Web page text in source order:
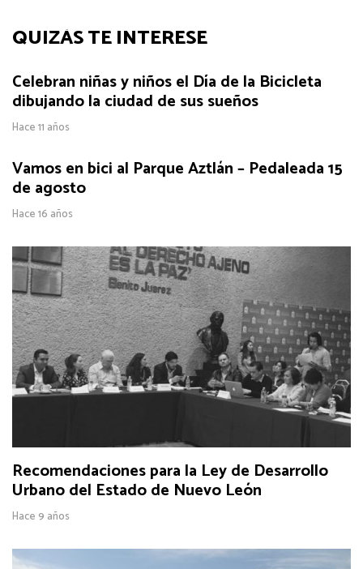
QUIZÁS TE INTERESE
Celebran niñas y niños el Día de la Bicicleta
dibujando la ciudad de sus sueños
Hace 11 años
Vamos en bici al Parque Aztlán – Pedaleada 15
de agosto
Hace 16 años
Recomendaciones para la Ley de Desarrollo
Urbano del Estado de Nuevo León
Hace 9 años